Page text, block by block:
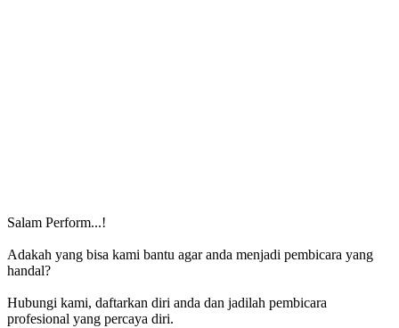
Salam Perform...!
Adakah yang bisa kami bantu agar anda menjadi pembicara yang
handal?
Hubungi kami, daftarkan diri anda dan jadilah pembicara
profesional yang percaya diri.